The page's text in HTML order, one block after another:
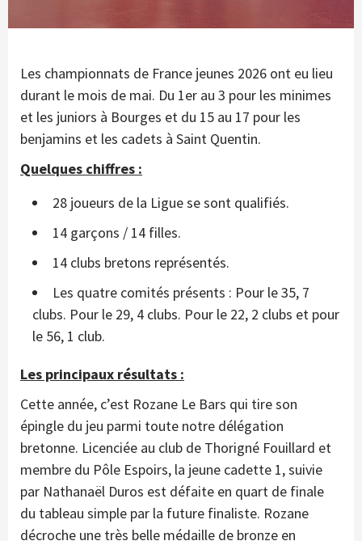
Les championnats de France jeunes 2026 ont eu lieu
durant le mois de mai. Du 1er au 3 pour les minimes
et les juniors à Bourges et du 15 au 17 pour les
benjamins et les cadets à Saint Quentin.
Quelques chiffres :
28 joueurs de la Ligue se sont qualifiés.
14 garçons / 14 filles.
14 clubs bretons représentés.
Les quatre comités présents : Pour le 35, 7
clubs. Pour le 29, 4 clubs. Pour le 22, 2 clubs et pour
le 56, 1 club.
Les principaux résultats :
Cette année, c’est Rozane Le Bars qui tire son
épingle du jeu parmi toute notre délégation
bretonne. Licenciée au club de Thorigné Fouillard et
membre du Pôle Espoirs, la jeune cadette 1, suivie
par Nathanaël Duros est défaite en quart de finale
du tableau simple par la future finaliste. Rozane
décroche une très belle médaille de bronze en